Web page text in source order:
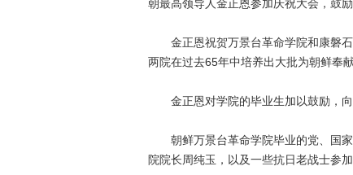
朝最高领导人金正恩参加庆祝大会，鼓
金正恩祝贺万景台革命学院和康磐石
两院在过去65年中培养出大批为朝鲜奉献
金正恩对学院的毕业生加以鼓励，向
朝鲜万景台革命学院毕业的党、国家
院院长周纯玉，以及一些抗日老战士参加